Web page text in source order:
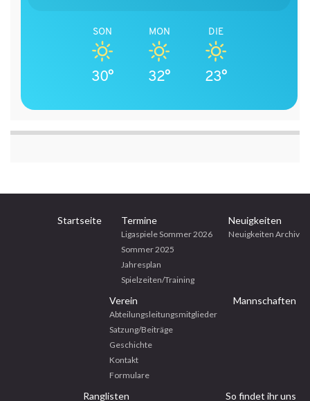
SON
30°
MON
32°
DIE
23°
Startseite Termine
Ligaspiele Sommer 2026
Sommer 2025
Jahresplan
Spielzeiten/Training
Neuigkeiten
Neuigkeiten Archiv
Verein
Abteilungsleitungsmitglieder
Satzung/Beiträge
Geschichte
Kontakt
Formulare
Mannschaften
Ranglisten So findet ihr uns